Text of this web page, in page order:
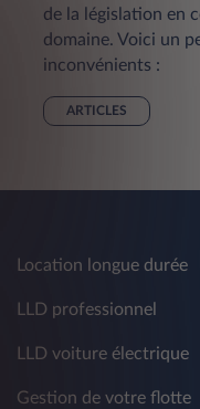
de la législation en
domaine. Voici un
inconvénients :
ARTICLES
Location longue durée
LLD professionnel
LLD voiture électrique
Gestion de votre flotte